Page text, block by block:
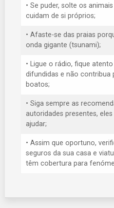
• Se puder, solte os
cuidam de si próprios;
• Afaste-se das praias
onda gigante (tsunami);
• Ligue o rádio, fique
difundidas e não contribua
boatos;
• Siga sempre as
autoridades presentes,
ajudar;
• Assim que oportuno,
seguros da sua casa e
têm cobertura para